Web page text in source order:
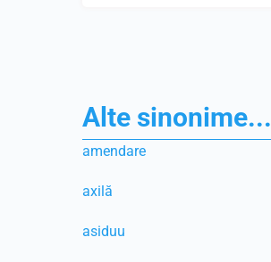
Alte sinonime...
amendare
axilă
asiduu